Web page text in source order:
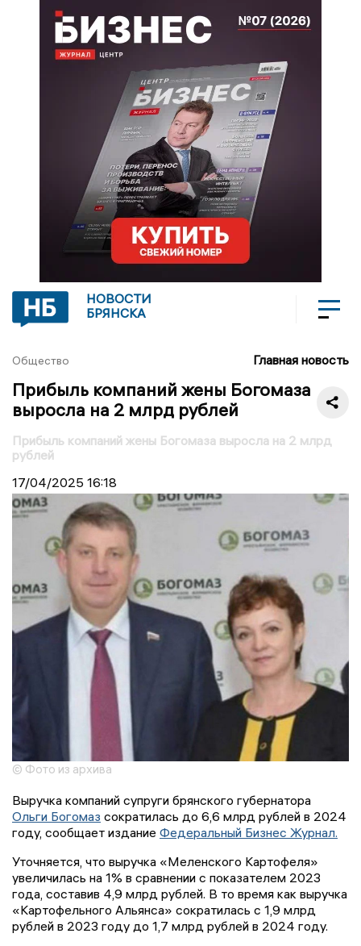
НОВОСТИ
БРЯНСКА
Общество Главная новость
Прибыль компаний жены Богомаза
выросла на 2 млрд рублей
Прибыль компаний жены Богомаза выросла на 2 млрд
рублей
17/04/2025 16:18
© Фото из архива
Выручка компаний супруги брянского губернатора
Ольги Богомаз сократилась до 6,6 млрд рублей в 2024
году, сообщает издание Федеральный Бизнес Журнал.
Уточняется, что выручка «Меленского Картофеля»
увеличилась на 1% в сравнении с показателем 2023
года, составив 4,9 млрд рублей. В то время как выручка
«Картофельного Альянса» сократилась с 1,9 млрд
рублей в 2023 году до 1,7 млрд рублей в 2024 году.